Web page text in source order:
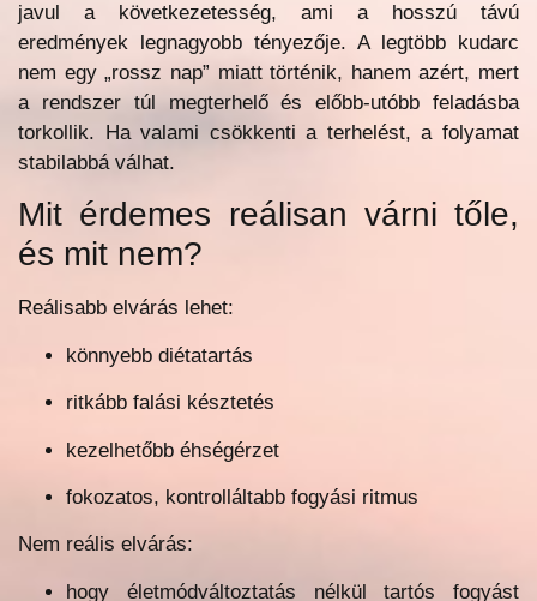
javul a következetesség, ami a hosszú távú
eredmények legnagyobb tényezője. A legtöbb kudarc
nem egy „rossz nap” miatt történik, hanem azért, mert
a rendszer túl megterhelő és előbb-utóbb feladásba
torkollik. Ha valami csökkenti a terhelést, a folyamat
stabilabbá válhat.
Mit érdemes reálisan várni tőle,
és mit nem?
Reálisabb elvárás lehet:
könnyebb diétatartás
ritkább falási késztetés
kezelhetőbb éhségérzet
fokozatos, kontrolláltabb fogyási ritmus
Nem reális elvárás:
hogy életmódváltoztatás nélkül tartós fogyást